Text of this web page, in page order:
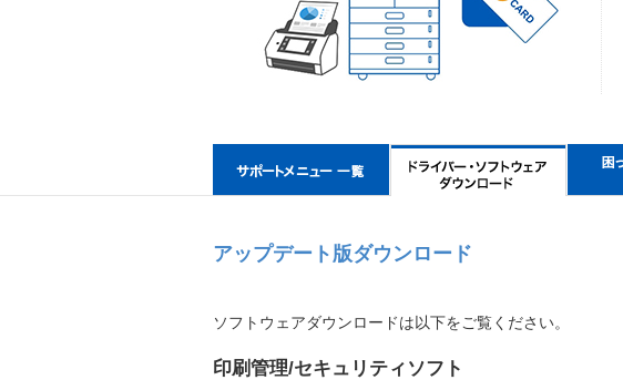
アップデート版ダウンロード
ソフトウェアダウンロードは以下をご覧ください。
印刷管理/セキュリティソフト